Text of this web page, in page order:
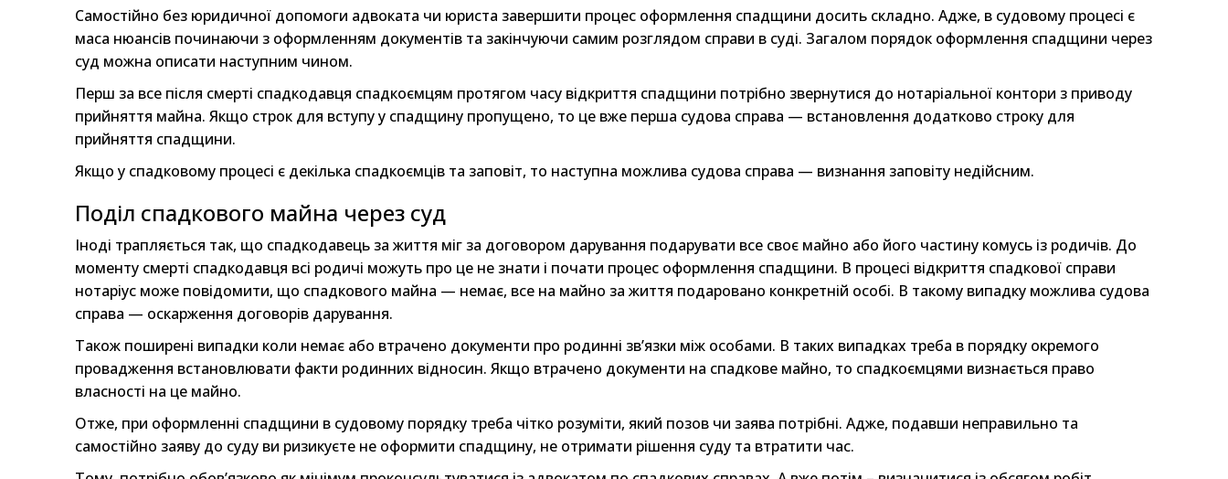
Самостійно без юридичної допомоги адвоката чи юриста завершити процес оформлення спадщини досить складно. Адже, в судовому процесі є
маса нюансів починаючи з оформленням документів та закінчуючи самим розглядом справи в суді. Загалом порядок оформлення спадщини через
суд можна описати наступним чином.
Перш за все після смерті спадкодавця спадкоємцям протягом часу відкриття спадщини потрібно звернутися до нотаріальної контори з приводу
прийняття майна. Якщо строк для вступу у спадщину пропущено, то це вже перша судова справа — встановлення додатково строку для
прийняття спадщини.
Якщо у спадковому процесі є декілька спадкоємців та заповіт, то наступна можлива судова справа — визнання заповіту недійсним.
Поділ спадкового майна через суд
Іноді трапляється так, що спадкодавець за життя міг за договором дарування подарувати все своє майно або його частину комусь із родичів. До
моменту смерті спадкодавця всі родичі можуть про це не знати і почати процес оформлення спадщини. В процесі відкриття спадкової справи
нотаріус може повідомити, що спадкового майна — немає, все на майно за життя подаровано конкретній особі. В такому випадку можлива судова
справа — оскарження договорів дарування.
Також поширені випадки коли немає або втрачено документи про родинні зв’язки між особами. В таких випадках треба в порядку окремого
провадження встановлювати факти родинних відносин. Якщо втрачено документи на спадкове майно, то спадкоємцями визнається право
власності на це майно.
Отже, при оформленні спадщини в судовому порядку треба чітко розуміти, який позов чи заява потрібні. Адже, подавши неправильно та
самостійно заяву до суду ви ризикуєте не оформити спадщину, не отримати рішення суду та втратити час.